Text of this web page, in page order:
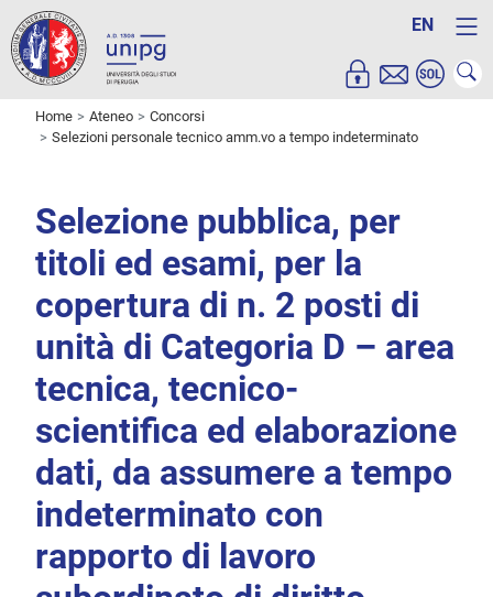
EN
Home Ateneo
Concorsi
Selezioni personale tecnico amm.vo a tempo indeterminato
Selezione pubblica, per
titoli ed esami, per la
copertura di n. 2 posti di
unità di Categoria D – area
tecnica, tecnico-
scientifica ed elaborazione
dati, da assumere a tempo
indeterminato con
rapporto di lavoro